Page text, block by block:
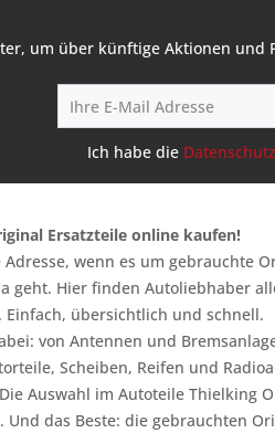
um über künftige Aktionen
Ich habe die
Ersatzteile online kaufen!
wenn es um gebrauchte
geht. Hier finden Autoliebhaber
übersichtlich und schnell.
von Antennen und
Scheiben, Reifen und
Auswahl im Autoteile Thielking
das Beste: die gebrauchten